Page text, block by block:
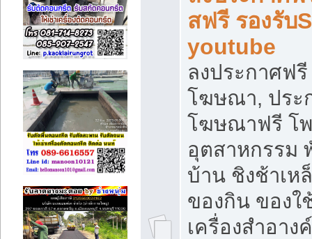
สฟรี รองรับ
youtube
ลงประกาศฟ
โฆษณา, ประ
โฆษณาฟรี โ
อุตสาหกรรม
บ้าน ชิงช้าเห
ของกิน ของใ
เครื่องสำอา